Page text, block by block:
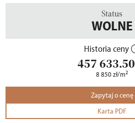
Status
WOLNE
Historia ceny
457 633.50
8 850zł/m2
Zapytaj o cenę
Karta PDF